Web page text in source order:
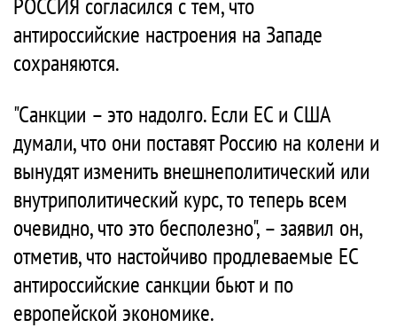
антироссийские настроения на Западе
сохраняются.
"Санкции – это надолго. Если ЕС и США
думали, что они поставят Россию на колени и
вынудят изменить внешнеполитический или
внутриполитический курс, то теперь всем
очевидно, что это бесполезно", – заявил он,
отметив, что настойчиво продлеваемые ЕС
антироссийские санкции бьют и по
европейской экономике.